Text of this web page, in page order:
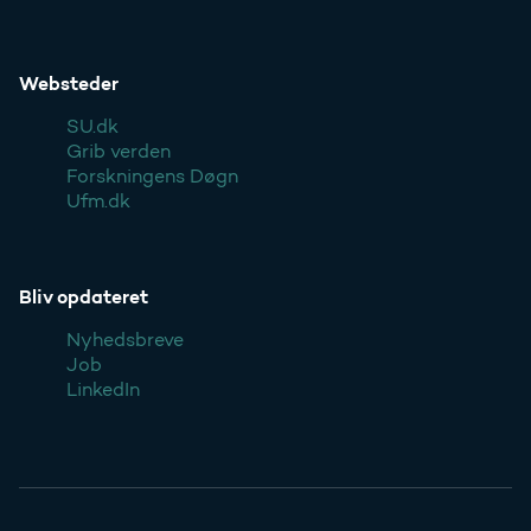
Websteder
SU.dk
Grib verden
Forskningens Døgn
Ufm.dk
Bliv opdateret
Nyhedsbreve
Job
LinkedIn